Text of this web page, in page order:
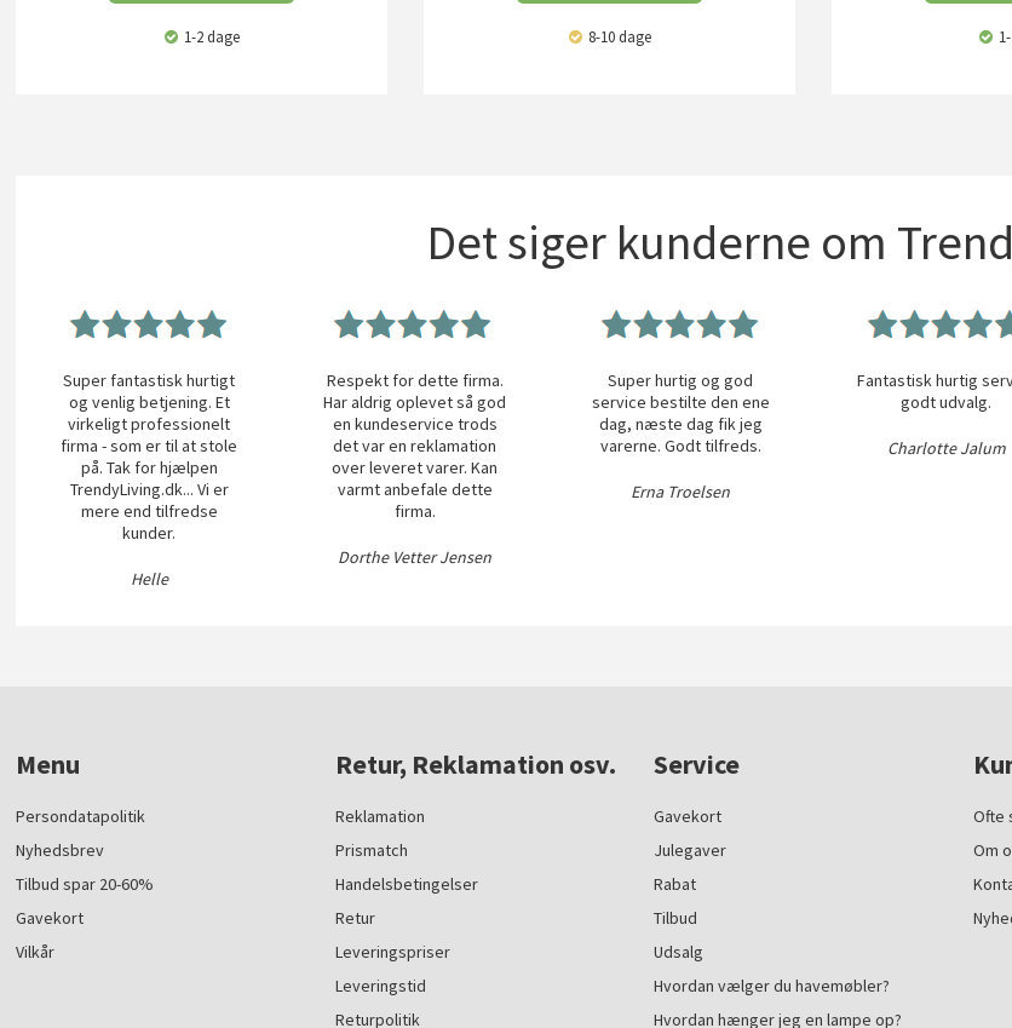
1-2 dage 8-10 dage
Det siger kunderne om
Super fantastisk hurtigt
og venlig betjening. Et
virkeligt professionelt
firma - som er til at stole
på. Tak for hjælpen
TrendyLiving.dk... Vi er
mere end tilfredse
kunder.
Helle
Respekt for dette firma.
Har aldrig oplevet så god
en kundeservice trods
det var en reklamation
over leveret varer. Kan
varmt anbefale dette
firma.
Dorthe Vetter Jensen
Super hurtig og god
service bestilte den ene
dag, næste dag fik jeg
varerne. Godt tilfreds.
Erna Troelsen
Fantastisk hurtig
godt udvalg.
Charlotte Jalum
Menu
Persondatapolitik
Nyhedsbrev
Tilbud spar 20-60%
Gavekort
Vilkår
Retur, Reklamation osv.
Reklamation
Prismatch
Handelsbetingelser
Retur
Leveringspriser
Leveringstid
Returpolitik
Service
Gavekort
Julegaver
Rabat
Tilbud
Udsalg
Hvordan vælger du havemøbler?
Hvordan hænger jeg en lampe op?
Ofte
Om